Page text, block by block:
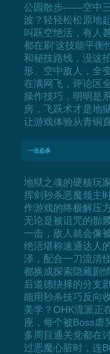
公园散步——空中三
波？轻轻松松原地
叫跃空绝活，有人
都在刷'这技能平衡
和秘技路线，没这
形、空中敌人，全
在满网飞，评论区
操作技巧，明明是
房，飞跃术才是地
让游戏体验从青铜
一击必杀
地狱之魂的硬核玩
挥剑秒杀恶魔领主
作游戏的终极解压
无论是被诅咒的骷
一击，敌人就会像
绝活堪称速通达人
泽，配合一刀流清
都换成探索隐藏剧
后道德抉择的分支
能用秒杀技巧反向
美学？OHK流派正
座，每个被Boss虐
多周目通关党都在
过恶魔心脏时，连